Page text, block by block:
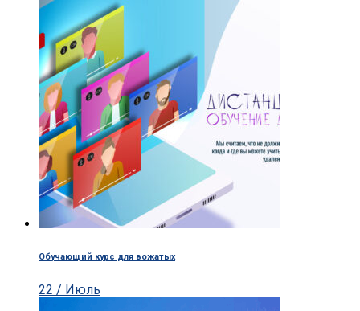
Обучающий курс для вожатых
22 / Июль